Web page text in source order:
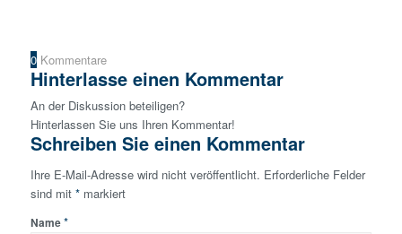
0 Kommentare
Hinterlasse einen Kommentar
An der Diskussion beteiligen?
Hinterlassen Sie uns Ihren Kommentar!
Schreiben Sie einen Kommentar
Ihre E-Mail-Adresse wird nicht veröffentlicht. Erforderliche Felder
sind mit *markiert
Name*